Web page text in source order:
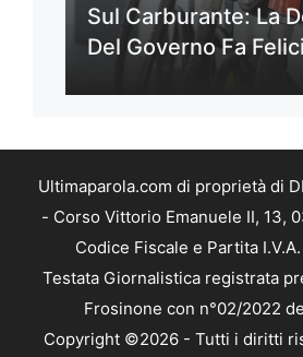
Sul Carburante: La
Del Governo Fa
Ultimaparola.com di proprietà di
- Corso Vittorio Emanuele II, 13,
Codice Fiscale e Partita
Testata Giornalistica registrata
Frosinone con n°02/2022
Copyright ©2026 - Tutti i diritti